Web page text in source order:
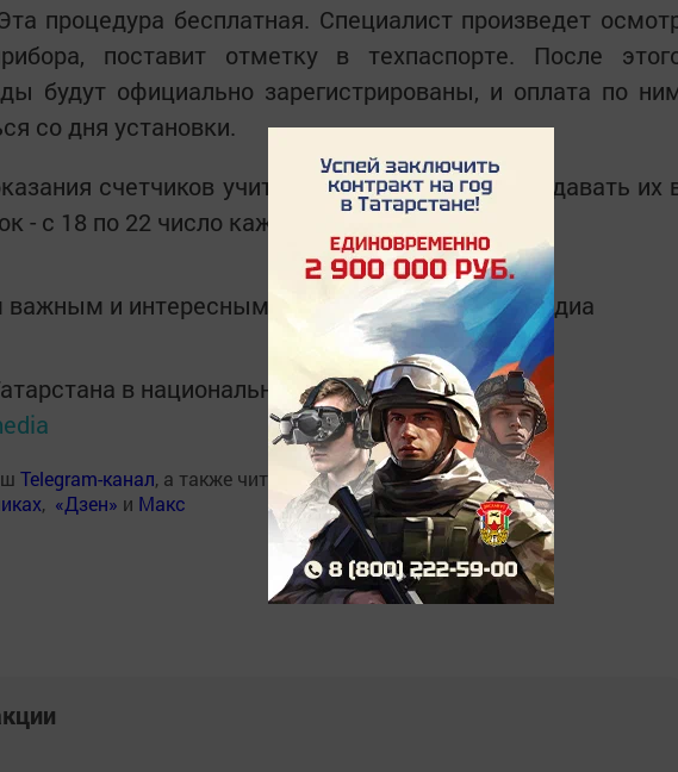
процедура бесплатная. Специалист произведет
поставит отметку в техпаспорте. После
будут официально зарегистрированы, и оплата по
со дня установки.
счетчиков учитывались, необходимо подавать их
- с 18 по 22 число каждого месяца.
и интересным в Telegram-каналеТатмедиа
в национальном мессенджере MАХ:
Telegram-канал, а также читайте нас
, «Дзен» и Макс